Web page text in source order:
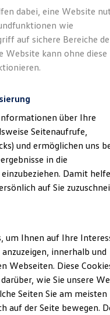
Leasing
Volkswagen
Der
dabei, eine Website
wie
auf sichere Bereiche
Website kann ohne diese
über Ihre
Seitenaufrufe,
und ermöglichen uns
in die
Damit
auf Sie
um Ihnen auf Ihre
innerhalb und
Webseiten. Diese
wie Sie unsere
Seiten Sie am meisten
auf der Seite bewegen.